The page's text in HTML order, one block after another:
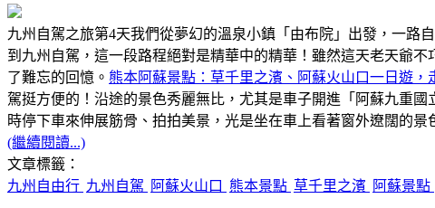
九州自駕之旅第4天我們從夢幻的溫泉小鎮「由布院」出發，一路
到九州自駕，這一段路程絕對是精華中的精華！雖然這天老天爺
了難忘的回憶。 熊本阿蘇景點：草千里之濱、阿蘇火山口一日遊，
駕挺方便的！沿途的景色秀麗無比，尤其是車子開進「阿蘇九重
時停下車來伸展筋骨、拍拍美景，光是坐在車上看著窗外遼闊的景
(繼續閱讀...)
文章標籤：
九州自由行 九州自駕 阿蘇火山口 熊本景點 草千里之濱 阿蘇景點